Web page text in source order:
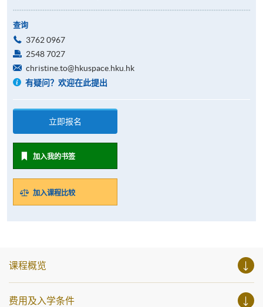
查询
3762 0967
2548 7027
christine.to@hkuspace.hku.hk
有疑问？欢迎在此提出
立即报名
加入我的书签
加入课程比较
课程概览
费用及入学条件